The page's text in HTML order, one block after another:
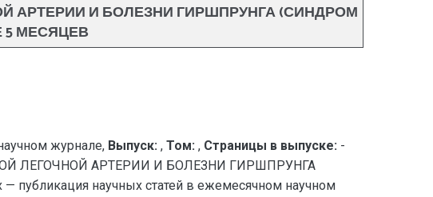
АРТЕРИИ И БОЛЕЗНИ ГИРШПРУНГА (СИНДРОМ
5 МЕСЯЦЕВ
журнале, Выпуск: , Том: , Страницы в выпуске: -
ЛЕГОЧНОЙ АРТЕРИИ И БОЛЕЗНИ ГИРШПРУНГА
научных статей в ежемесячном научном